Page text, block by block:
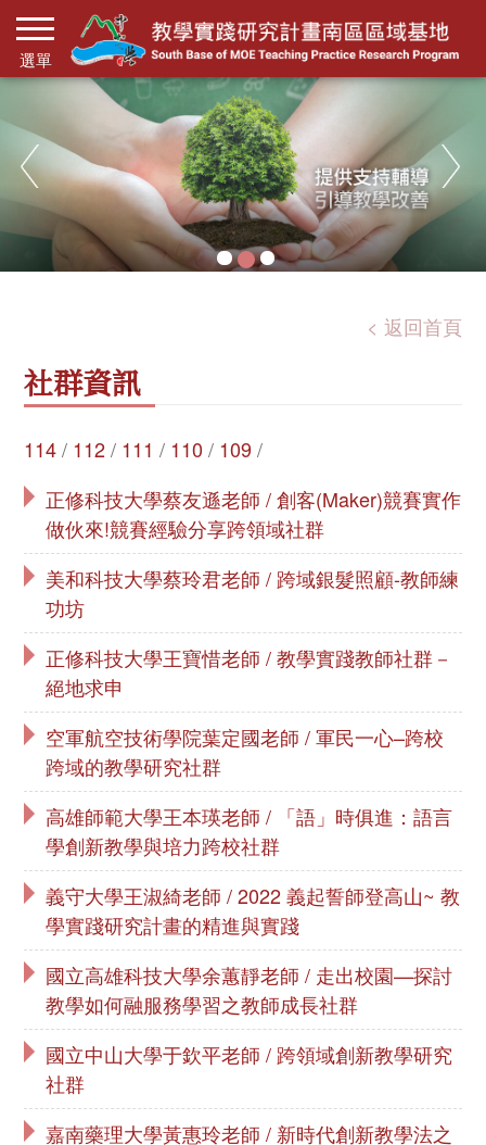
返回首頁
社群資訊
114/ 112/ 111 / 110 / 109/
正修科技大學蔡友遜老師 / 創客(Maker)競賽實作
做伙來!競賽經驗分享跨領域社群
美和科技大學蔡玲君老師 / 跨域銀髮照顧-教師練
功坊
正修科技大學王寶惜老師 / 教學實踐教師社群－
絕地求申
空軍航空技術學院葉定國老師 / 軍民一心–跨校
跨域的教學研究社群
高雄師範大學王本瑛老師 / 「語」時俱進：語言
學創新教學與培力跨校社群
義守大學王淑綺老師 / 2022 義起誓師登高山~ 教
學實踐研究計畫的精進與實踐
國立高雄科技大學余蕙靜老師 / 走出校園—探討
教學如何融服務學習之教師成長社群
國立中山大學于欽平老師 / 跨領域創新教學研究
社群
嘉南藥理大學黃惠玲老師 / 新時代創新教學法之